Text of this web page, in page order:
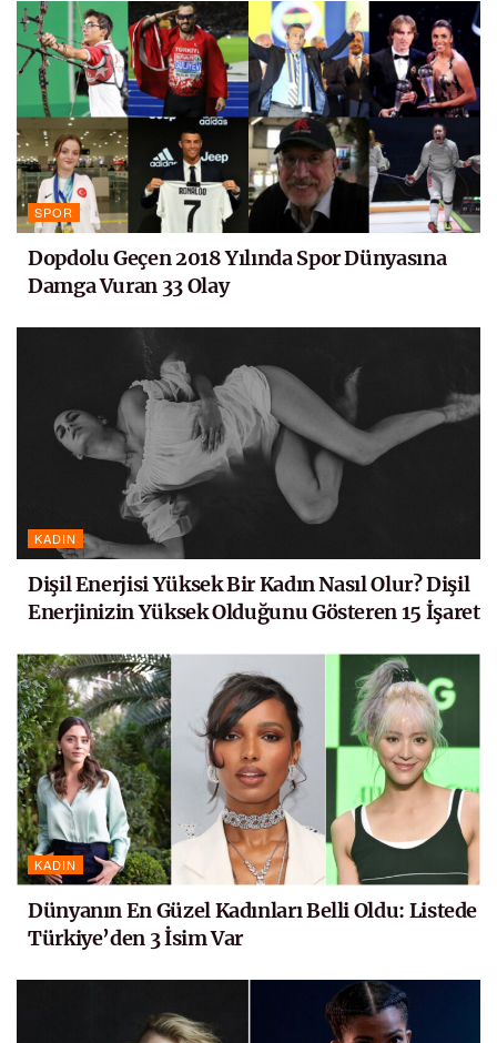
SPOR
Dopdolu Geçen 2018 Yılında Spor Dünyasına
Damga Vuran 33 Olay
KADIN
Dişil Enerjisi Yüksek Bir Kadın Nasıl Olur? Dişil
Enerjinizin Yüksek Olduğunu Gösteren 15 İşaret
KADIN
Dünyanın En Güzel Kadınları Belli Oldu: Listede
Türkiye’den 3 İsim Var